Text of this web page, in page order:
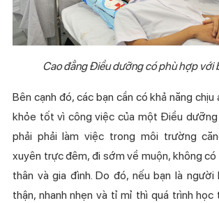
Cao đẳng Điều dưỡng có phù hợp với
Bên cạnh đó, các bạn cần có khả năng
khỏe tốt vì công việc của một Điều dưỡng
phải phải làm việc trong môi trường
xuyên trực đêm, đi sớm về muộn, không
thân và gia đình. Do đó, nếu bạn là người
thận, nhanh nhẹn và tỉ mỉ thì quá trình học